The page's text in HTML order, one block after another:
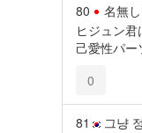
80 名無し
ヒジュン
己愛性パー
0
81 그냥